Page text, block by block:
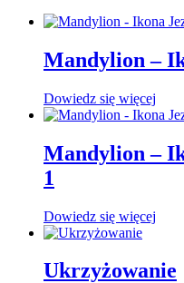
Mandylion –
Dowiedz się więcej
Mandylion –
1
Dowiedz się więcej
Ukrzyżowanie